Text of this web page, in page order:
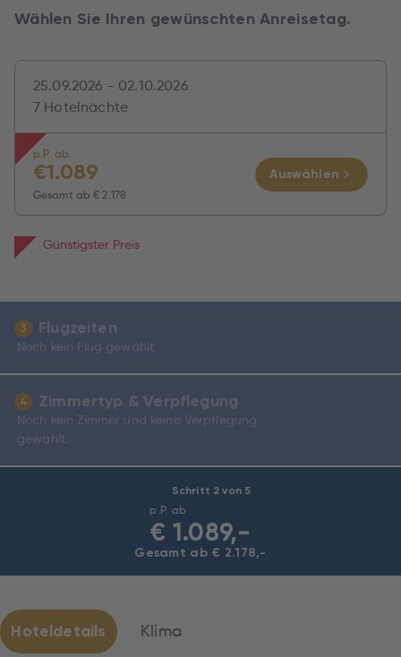
Schritt 2 von 5
p.P. ab
€ 1.089,-
Gesamt ab € 2.178,-
Wählen Sie Ihren gewünschten Anreisetag.
25.09.2026 - 02.10.2026
7 Hotelnächte
p.P. ab
€1.089
Gesamt ab€ 2.178
Auswählen
Günstigster Preis
3 Flugzeiten
Noch kein Flug gewählt.
4 Zimmertyp & Verpflegung
Noch kein Zimmer und keine Verpflegung
gewählt.
Hoteldetails Klima